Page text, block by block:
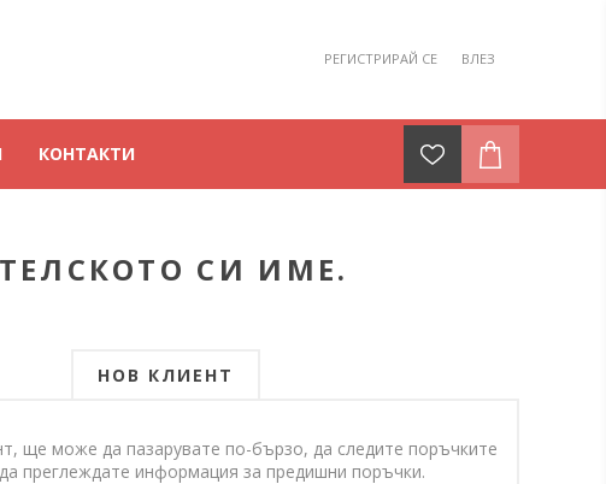
РЕГИСТРИРАЙ СЕ ВЛЕЗ
КОНТАКТИ
СИ ИМЕ.
НОВ КЛИЕНТ
ще може да пазарувате по-бързо, да следите поръчките
преглеждате информация за предишни поръчки.